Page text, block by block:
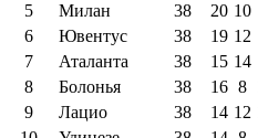
5
Милан 38 20 10
6
Ювентус 38 19 12
7
Аталанта 38 15 14
8
Болонья 38 16 8
9
Лацио 38 14 12